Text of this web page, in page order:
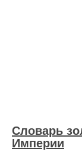
Словарь
Империи